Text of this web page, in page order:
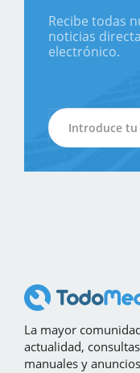
Recibe todas
noticias
electrónico.
La mayor
actualidad,
manuales y